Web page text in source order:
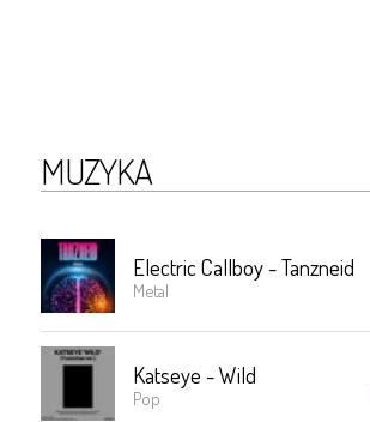
MUZYKA
Electric Callboy - Tanzneid
Metal
Katseye - Wild
Pop